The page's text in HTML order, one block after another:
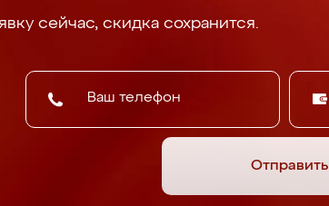
сейчас, скидка сохранится.
Отправить